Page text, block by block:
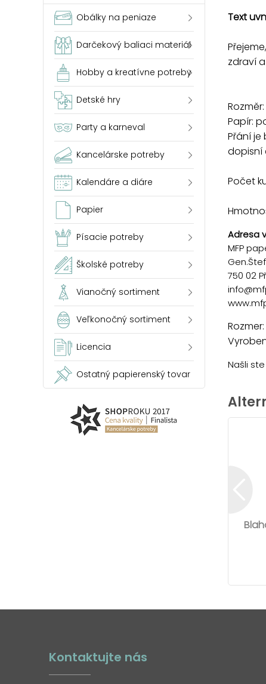
Obálky na peniaze
Darčekový baliaci materiál
Hobby a kreatívne potreby
Detské hry
Party a karneval
Kancelárske potreby
Kalendáre a diáre
Papier
Písacie potreby
Školské potreby
Vianočný sortiment
Veľkonočný sortiment
Licencia
Ostatný papierenský tovar
Text
zdraví
Rozměr:
Papír:
Přání je
dopisní
Počet
Adresa
MFP
750 02
Našli
Kontaktujte nás